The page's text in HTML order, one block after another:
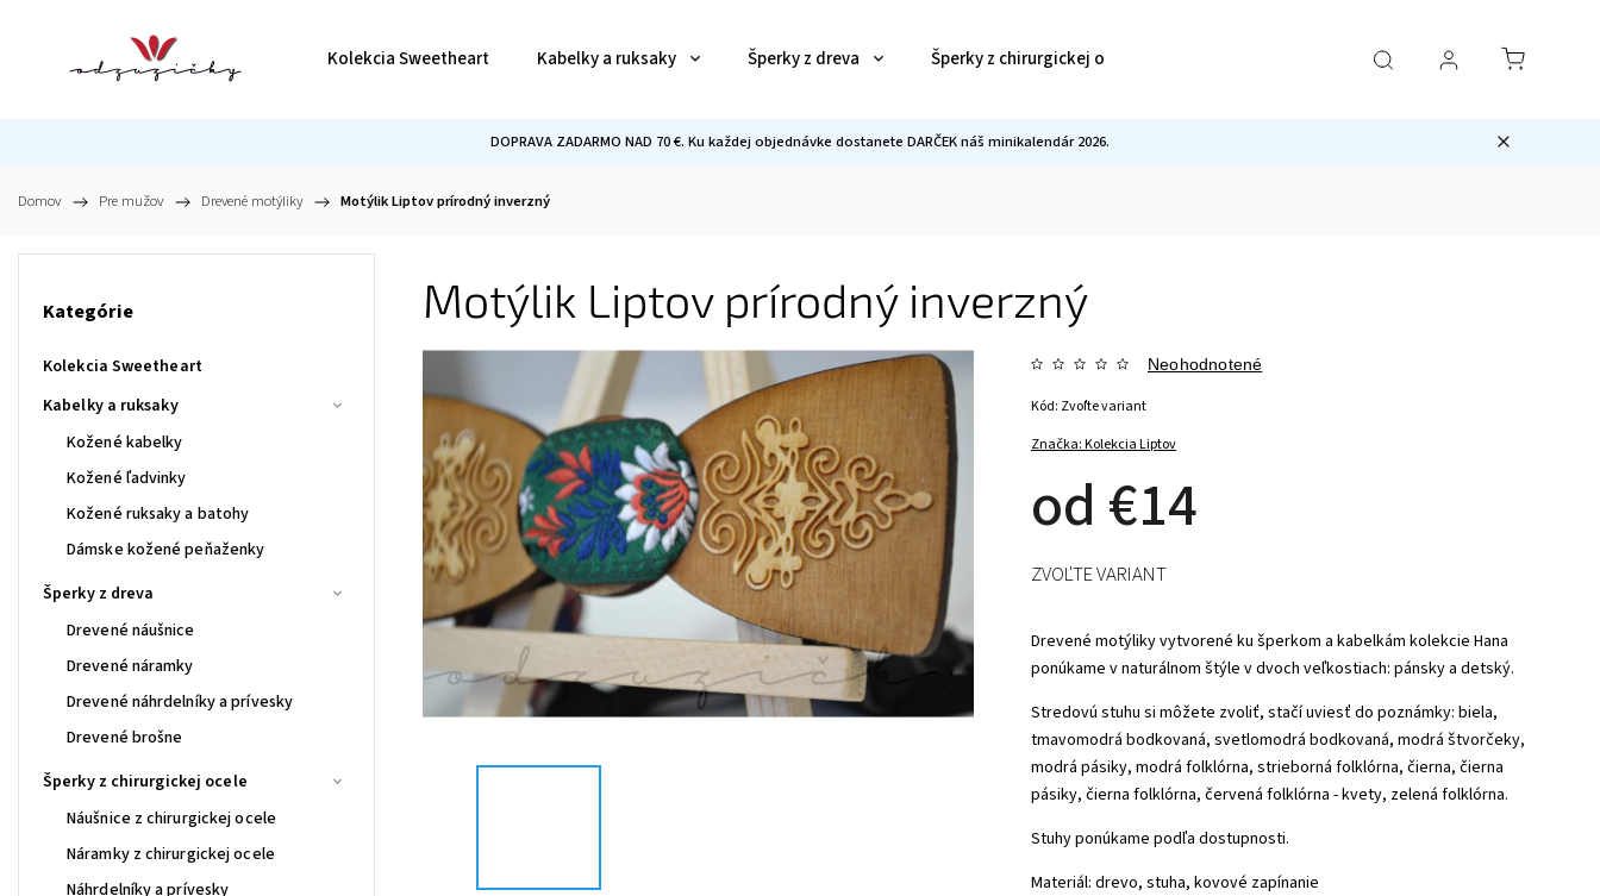
Kolekcia Sweetheart Kabelky a ruksaky Šperky z dreva Šperky z chirurgickej ocele Sety Ostatné
DOPRAVA ZADARMO NAD 70 €. Ku každej objednávke dostanete DARČEK náš minikalendár 2026.
Domov / Pre mužov / Drevené motýliky / Motýlik Liptov prírodný inverzný
Kategórie
Kolekcia Sweetheart
Kabelky a ruksaky
Kožené kabelky
Kožené ľadvinky
Kožené ruksaky a batohy
Dámske kožené peňaženky
Šperky z dreva
Drevené náušnice
Drevené náramky
Drevené náhrdelníky a prívesky
Drevené brošne
Šperky z chirurgickej ocele
Náušnice z chirurgickej ocele
Náramky z chirurgickej ocele
Náhrdelníky a prívesky
Motýlik Liptov prírodný inverzný
Značka:Kolekcia Liptov
Neohodnotené
od €14
Kód: Zvoľte variant
Drevené motýliky vytvorené ku šperkom a kabelkám kolekcie Hana
ponúkame v naturálnom štýle v dvoch veľkostiach: pánsky a detský.
Stredovú stuhu si môžete zvoliť, stačí uviesť do poznámky: biela,
tmavomodrá bodkovaná, svetlomodrá bodkovaná, modrá štvorčeky,
modrá pásiky, modrá folklórna, strieborná folklórna, čierna, čierna
pásiky, čierna folklórna, červená folklórna - kvety, zelená folklórna.
Stuhy ponúkame podľa dostupnosti.
Materiál: drevo, stuha, kovové zapínanie
ZVOĽTE VARIANT